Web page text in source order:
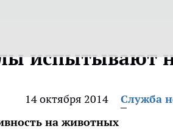
испытывают
14 октября 2014
Служба
на животных